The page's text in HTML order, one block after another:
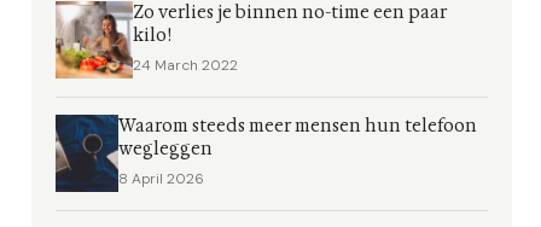
Zo verlies je binnen no-time een paar
kilo!
24 March 2022
Waarom steeds meer mensen hun telefoon
wegleggen
8 April 2026